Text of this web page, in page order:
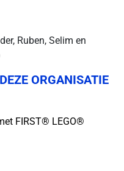
Ruben, Selim en
ORGANISATIE
FIRST® LEGO®